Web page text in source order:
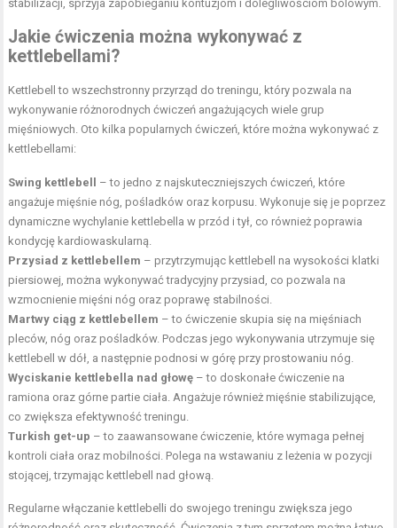
stabilizacji, sprzyja zapobieganiu kontuzjom i dolegliwościom bólowym.
Jakie ćwiczenia można wykonywać z
kettlebellami?
Kettlebell to wszechstronny przyrząd do treningu, który pozwala na
wykonywanie różnorodnych ćwiczeń angażujących wiele grup
mięśniowych. Oto kilka popularnych ćwiczeń, które można wykonywać z
kettlebellami:
Swing kettlebell
– to jedno z najskuteczniejszych ćwiczeń, które
angażuje mięśnie nóg, pośladków oraz korpusu. Wykonuje się je poprzez
dynamiczne wychylanie kettlebella w przód i tył, co również poprawia
kondycję kardiowaskularną.
Przysiad z kettlebellem – przytrzymując kettlebell na wysokości klatki
piersiowej, można wykonywać tradycyjny przysiad, co pozwala na
wzmocnienie mięśni nóg oraz poprawę stabilności.
Martwy ciąg z kettlebellem – to ćwiczenie skupia się na mięśniach
pleców, nóg oraz pośladków. Podczas jego wykonywania utrzymuje się
kettlebell w dół, a następnie podnosi w górę przy prostowaniu nóg.
Wyciskanie kettlebella nad głowę – to doskonałe ćwiczenie na
ramiona oraz górne partie ciała. Angażuje również mięśnie stabilizujące,
co zwiększa efektywność treningu.
Turkish get-up – to zaawansowane ćwiczenie, które wymaga pełnej
kontroli ciała oraz mobilności. Polega na wstawaniu z leżenia w pozycji
stojącej, trzymając kettlebell nad głową.
Regularne włączanie kettlebelli do swojego treningu zwiększa jego